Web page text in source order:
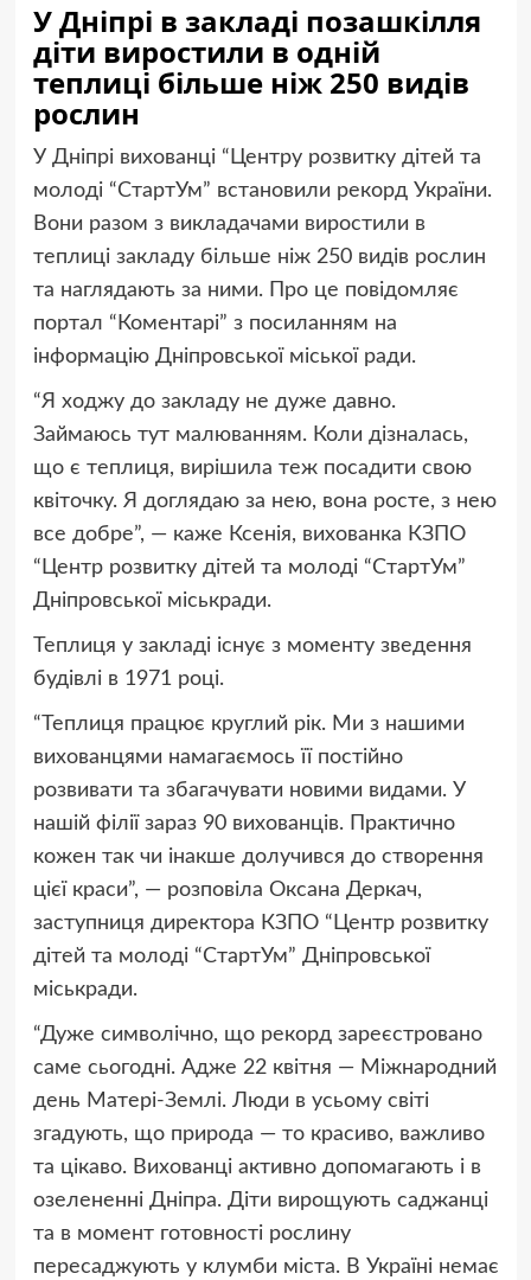
У Дніпрі в закладі позашкілля
діти виростили в одній
теплиці більше ніж 250 видів
рослин
У Дніпрі вихованці “Центру розвитку дітей та
молоді “СтартУм” встановили рекорд України.
Вони разом з викладачами виростили в
теплиці закладу більше ніж 250 видів рослин
та наглядають за ними. Про це повідомляє
портал “Коментарі” з посиланням на
інформацію Дніпровської міської ради.
“Я ходжу до закладу не дуже давно.
Займаюсь тут малюванням. Коли дізналась,
що є теплиця, вирішила теж посадити свою
квіточку. Я доглядаю за нею, вона росте, з нею
все добре”, — каже Ксенія, вихованка КЗПО
“Центр розвитку дітей та молоді “СтартУм”
Дніпровської міськради.
Теплиця у закладі існує з моменту зведення
будівлі в 1971 році.
“Теплиця працює круглий рік. Ми з нашими
вихованцями намагаємось її постійно
розвивати та збагачувати новими видами. У
нашій філії зараз 90 вихованців. Практично
кожен так чи інакше долучився до створення
цієї краси”, — розповіла Оксана Деркач,
заступниця директора КЗПО “Центр розвитку
дітей та молоді “СтартУм” Дніпровської
міськради.
“Дуже символічно, що рекорд зареєстровано
саме сьогодні. Адже 22 квітня — Міжнародний
день Матері-Землі. Люди в усьому світі
згадують, що природа — то красиво, важливо
та цікаво. Вихованці активно допомагають і в
озелененні Дніпра. Діти вирощують саджанці
та в момент готовності рослину
пересаджують у клумби міста. В Україні немає